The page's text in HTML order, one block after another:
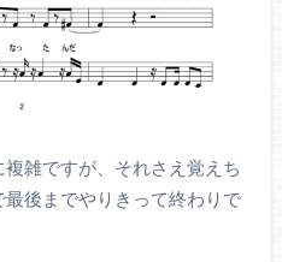
雑ですが、それさえ覚えち
後までやりきって終わりで